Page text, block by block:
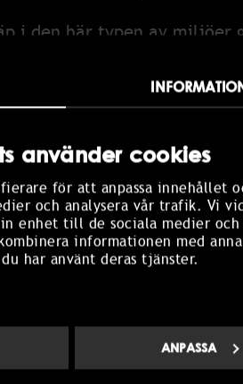
använder cookies
för att anpassa innehållet
och analysera vår trafik. Vi
enhet till de sociala medier och
informationen med
har använt deras tjänster.
ANPASSA
i den här typen av miljöer
vid Saltholmen. Arbetet
miljöer.
arbetet. Vi får
hittats samt bilder och
öppna med vad som
Saltholmen är
plastförpackningar,